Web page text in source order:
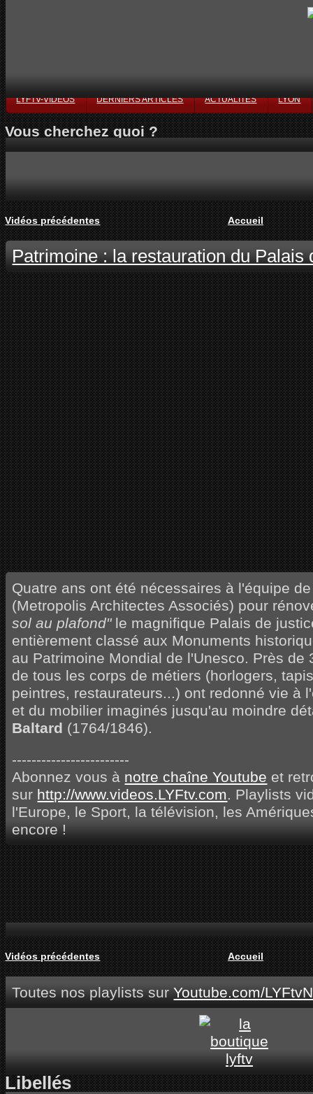
LYFTV-VIDÉOS DERNIERS ARTICLES ACTUALITÉS LYON
Vous cherchez quoi ?
Vidéos précédentes Accueil
Patrimoine : la restauration du Palais
Quatre ans ont été nécessaires à l'équipe
(Metropolis Architectes Associés) pour
sol au plafond"le magnifique Palais de
entièrement classé aux Monuments
au Patrimoine Mondial de l'Unesco. Près de
de tous les corps de métiers (horlogers,
peintres, restaurateurs...) ont redonné vie à
et du mobilier imaginés jusqu'au moindre
Baltard (1764/1846).
------------------------
Abonnez vous à notre chaîne Youtube et
sur http://www.videos.LYFtv.com. Playlists
l'Europe, le Sport, la télévision, les
encore !
Vidéos précédentes Accueil
Toutes nos playlists surYoutube.com/
Libellés